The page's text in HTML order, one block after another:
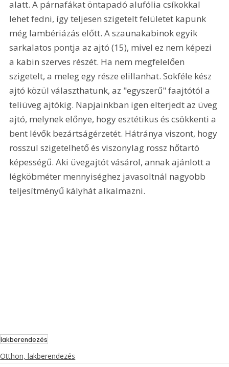
alatt. A párnafákat öntapadó alufólia csíkokkal
lehet fedni, így teljesen szigetelt felületet kapunk
még lambériázás előtt. A szaunakabinok egyik
sarkalatos pontja az ajtó (15), mivel ez nem képezi
a kabin szerves részét. Ha nem megfelelően
szigetelt, a meleg egy része elillanhat. Sokféle kész
ajtó közül választhatunk, az "egyszerű" faajtótól a
teliüveg ajtókig. Napjainkban igen elterjedt az üveg
ajtó, melynek előnye, hogy esztétikus és csökkenti a
bent lévők bezártságérzetét. Hátránya viszont, hogy
rosszul szigetelhető és viszonylag rossz hőtartó
képességű. Aki üvegajtót vásárol, annak ajánlott a
légköbméter mennyiséghez javasoltnál nagyobb
teljesítményű kályhát alkalmazni.
lakberendezés
Otthon, lakberendezés